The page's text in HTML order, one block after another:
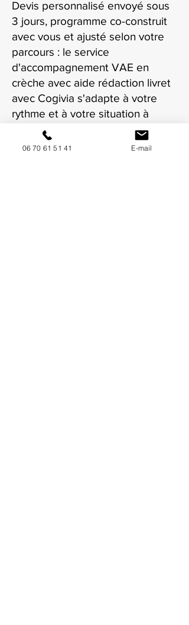
Devis personnalisé envoyé sous
3 jours, programme co-construit
avec vous et ajusté selon votre
parcours : le service
d'accompagnement VAE en
crèche avec aide rédaction livret
avec Cogivia s'adapte à votre
rythme et à votre situation à
Toulouse.
06 70 61 51 41 E-mail